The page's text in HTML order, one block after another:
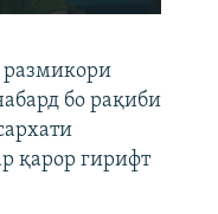
480p
360p
480pбо рақиби
қарор гирифт